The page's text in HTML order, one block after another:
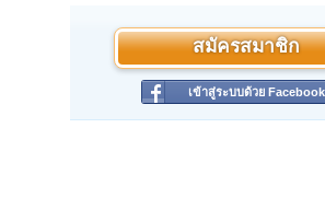
สมัครสมาชิก
เข้าสู่ระบบด้วย Facebook